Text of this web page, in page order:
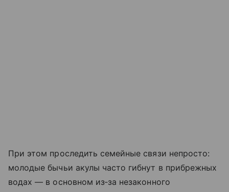
При этом проследить семейные связи непросто:
молодые бычьи акулы часто гибнут в прибрежных
водах — в основном из‑за незаконного